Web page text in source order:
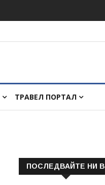
ТРАВЕЛ ПОРТАЛ
ПОСЛЕДВАЙТЕ НИ В